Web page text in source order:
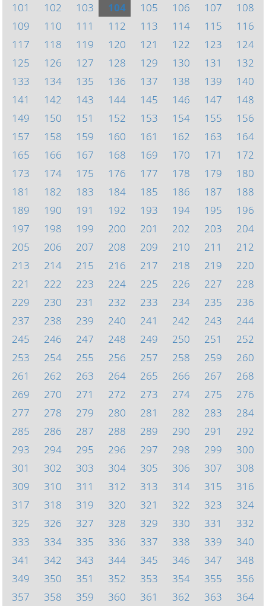
101
102 103 104 105 106 107
108
109
110 111 112 113 114 115
116
117
118 119 120 121 122 123
124
125
126 127 128 129 130 131
132
133
134 135 136 137 138 139
140
141
142 143 144 145 146 147
148
149
150 151 152 153 154 155
156
157
158 159 160 161 162 163
164
165
166 167 168 169 170 171
172
173
174 175 176 177 178 179
180
181
182 183 184 185 186 187
188
189
190 191 192 193 194 195
196
197
198 199 200 201 202 203
204
205
206 207 208 209 210 211
212
213
214 215 216 217 218 219
220
221
222 223 224 225 226 227
228
229
230 231 232 233 234 235
236
237
238 239 240 241 242 243
244
245
246 247 248 249 250 251
252
253
254 255 256 257 258 259
260
261
262 263 264 265 266 267
268
269
270 271 272 273 274 275
276
277
278 279 280 281 282 283
284
285
286 287 288 289 290 291
292
293
294 295 296 297 298 299
300
301
302 303 304 305 306 307
308
309
310 311 312 313 314 315
316
317
318 319 320 321 322 323
324
325
326 327 328 329 330 331
332
333
334 335 336 337 338 339
340
341
342 343 344 345 346 347
348
349
350 351 352 353 354 355
356
357
358 359 360 361 362 363 364